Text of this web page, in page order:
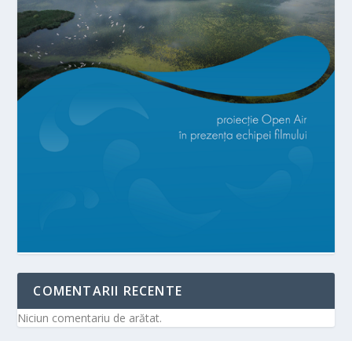
COMENTARII RECENTE
Niciun comentariu de arătat.